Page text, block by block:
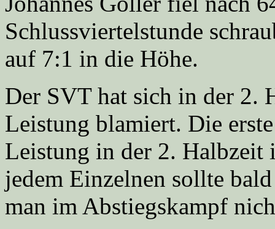
Schlussviertelstunde
auf 7:1 in die Höhe.
Der SVT hat sich in der 2.
Leistung blamiert. Die
Leistung in der 2. Halbzeit
jedem Einzelnen sollte
man im Abstiegskampf